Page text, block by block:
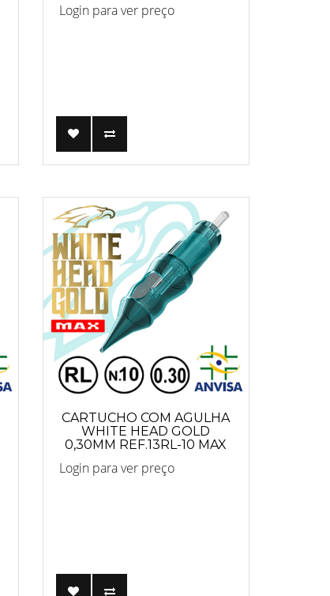
Login para ver preço
CARTUCHO COM AGULHA
WHITE HEAD GOLD
0,30MM REF.13RL-10 MAX
Login para ver preço